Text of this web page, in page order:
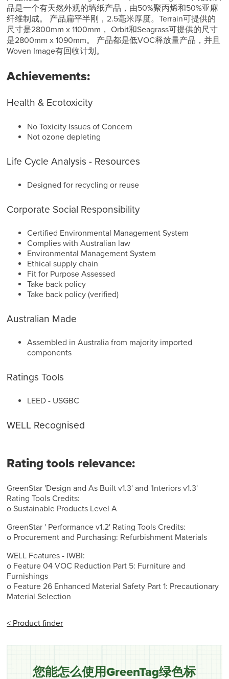
品是一个有天然外观的墙纸产品，由50%聚丙烯和50%亚麻
纤维制成。 产品扁平半刚，2.5毫米厚度。Terrain可提供的
尺寸是2800mm x 1100mm， Orbit和Seagrass可提供的尺寸
是2800mm x 1090mm。 产品都是低VOC释放量产品，并且
Woven Image有回收计划。
Achievements:
Health & Ecotoxicity
No Toxicity Issues of Concern
Not ozone depleting
Life Cycle Analysis - Resources
Designed for recycling or reuse
Corporate Social Responsibility
Certified Environmental Management System
Complies with Australian law
Environmental Management System
Ethical supply chain
Fit for Purpose Assessed
Take back policy
Take back policy (verified)
Australian Made
Assembled in Australia from majority imported
components
Ratings Tools
LEED - USGBC
WELL Recognised
Rating tools relevance:
GreenStar 'Design and As Built v1.3' and 'Interiors v1.3'
Rating Tools Credits:
o Sustainable Products Level A
GreenStar ' Performance v1.2' Rating Tools Credits:
o Procurement and Purchasing: Refurbishment Materials
WELL Features - IWBI:
o Feature 04 VOC Reduction Part 5: Furniture and
Furnishings
o Feature 26 Enhanced Material Safety Part 1: Precautionary
Material Selection
< Product finder
您能怎么使用GreenTag绿色标